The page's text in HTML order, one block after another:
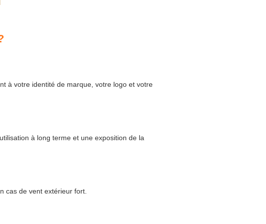
à votre identité de marque, votre logo et votre
à long terme et une exposition de la
cas de vent extérieur fort.